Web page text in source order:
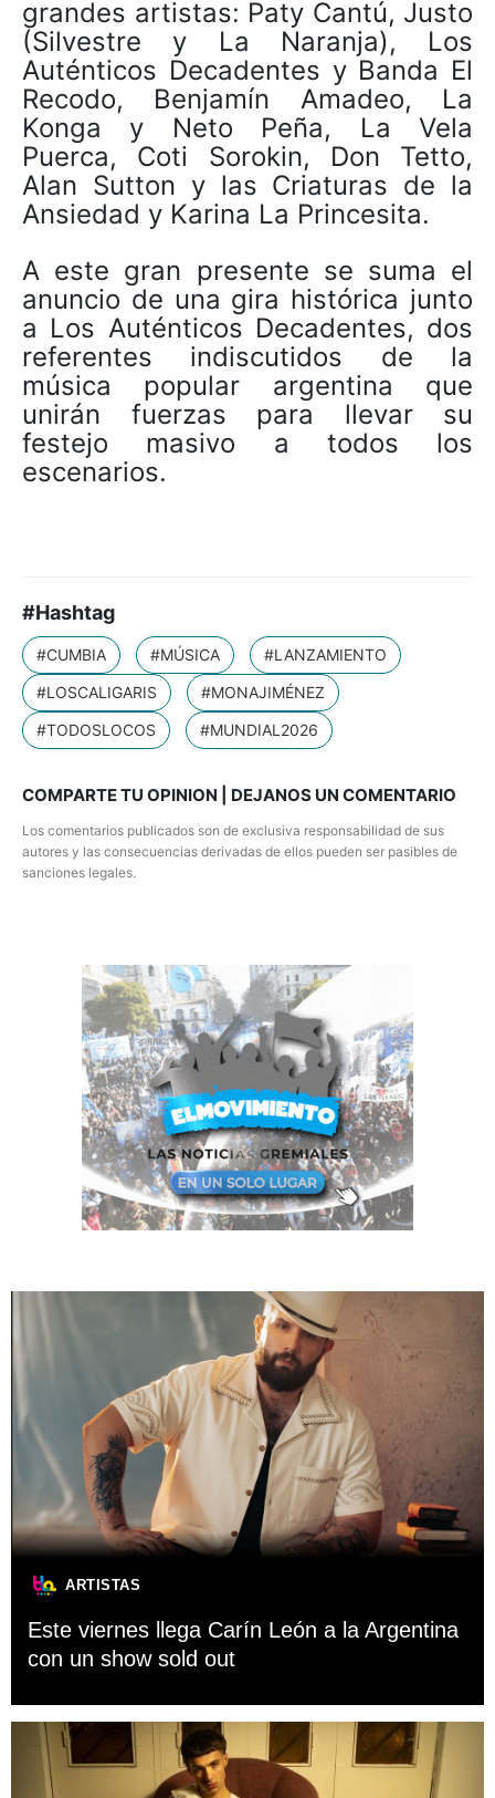
grandes artistas: Paty Cantú, Justo
(Silvestre y La Naranja), Los
Auténticos Decadentes y Banda El
Recodo, Benjamín Amadeo, La
Konga y Neto Peña, La Vela
Puerca, Coti Sorokin, Don Tetto,
Alan Sutton y las Criaturas de la
Ansiedad y Karina La Princesita.
A este gran presente se suma el
anuncio de una gira histórica junto
a Los Auténticos Decadentes, dos
referentes indiscutidos de la
música popular argentina que
unirán fuerzas para llevar su
festejo masivo a todos los
escenarios.
#Hashtag
#CUMBIA #MÚSICA
#LANZAMIENTO
#LOSCALIGARIS
#MONAJIMÉNEZ
#TODOSLOCOS
#MUNDIAL2026
COMPARTE TU OPINION | DEJANOS UN COMENTARIO
Los comentarios publicados son de exclusiva responsabilidad de sus
autores y las consecuencias derivadas de ellos pueden ser pasibles de
sanciones legales.
ARTISTAS
Este viernes llega Carín León a la Argentina
con un show sold out